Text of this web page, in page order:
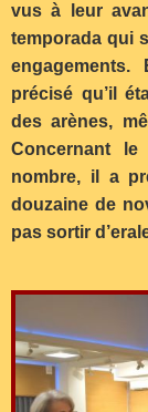
vus à leur
temporada qui
engagements.
précisé qu’il
des arènes,
Concernant
nombre, il a
douzaine de
pas sortir